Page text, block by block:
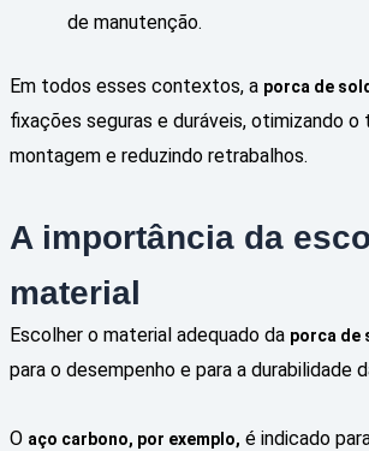
de manutenção.
Em todos esses contextos, a porca de
fixações seguras e duráveis, otimizando o
montagem e reduzindo retrabalhos.
A importância da
material
Escolher o material adequado da porca de
para o desempenho e para a durabilidade
O aço carbono, por exemplo, é indicado